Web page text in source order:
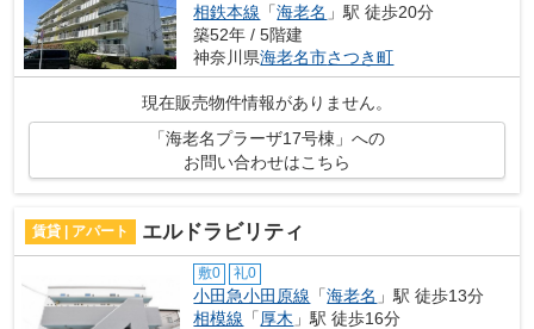
相鉄本線 「海老名 」駅 徒歩20分
築52年 / 5階建
神奈川県海老名市さつき町
現在販売物件情報がありません。
「海老名プラーザ17号棟」への
お問い合わせはこちら
賃貸 | アパート エルドラビリティ
敷0 礼0
小田急小田原線 「海老名 」駅 徒歩13分
相模線 「厚木 」駅 徒歩16分